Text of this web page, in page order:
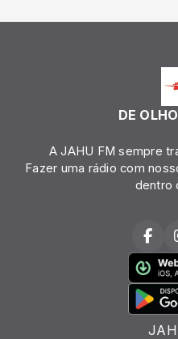
DE
A JAHU FM sempre
Fazer uma rádio com
dentro